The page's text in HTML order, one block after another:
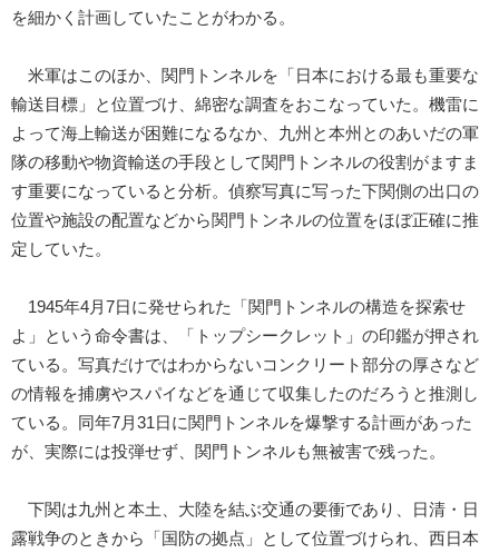
を細かく計画していたことがわかる。
米軍はこのほか、関門トンネルを「日本における最も重要な
輸送目標」と位置づけ、綿密な調査をおこなっていた。機雷に
よって海上輸送が困難になるなか、九州と本州とのあいだの軍
隊の移動や物資輸送の手段として関門トンネルの役割がますま
す重要になっていると分析。偵察写真に写った下関側の出口の
位置や施設の配置などから関門トンネルの位置をほぼ正確に推
定していた。
1945年4月7日に発せられた「関門トンネルの構造を探索せ
よ」という命令書は、「トップシークレット」の印鑑が押され
ている。写真だけではわからないコンクリート部分の厚さなど
の情報を捕虜やスパイなどを通じて収集したのだろうと推測し
ている。同年7月31日に関門トンネルを爆撃する計画があった
が、実際には投弾せず、関門トンネルも無被害で残った。
下関は九州と本土、大陸を結ぶ交通の要衝であり、日清・日
露戦争のときから「国防の拠点」として位置づけられ、西日本